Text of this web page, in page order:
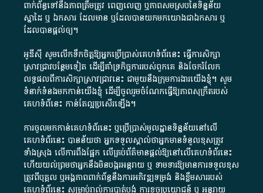
ពាក់ព័ន្ធ​ទៅ​នឹង​ភាព​ត្រឹមត្រូវ​ ពេញលេញ​ ឬ​ភាព​សម​ស្រប​នៃ​ទិន្នន័យ​
ស្នាដៃ​ ឬ​ ឯកសារ​ ដែល​មាន​ ឬ​ដែល​បាន​យក​មក​យោង​ជា​ឯកសារ​ ឬ​
ដែល​បាន​ផ្តល់​ឲ្យ​។
អូឌីស៊ី សូមលើកទឹកចិត្តឱ្យអ្នកប្រើប្រាស់គេហទំព័រនេះ ធ្វើការសិក្សា
ស្រាវជ្រាវបន្ថែមទៀត ដើម្បីគាំទ្រកិច្ចការ​របស់ពួកគេ និងចែករំលែក
លទ្ធផលពីការសិក្សាស្រាវជ្រាវនេះ ជាមួយនឹងក្រុមការងារយើងខ្ញុំ។ សូម
ទំនាក់ទំនងមកកាន់យើងខ្ញុំ ដើម្បីចូលរួមចំណែកធ្វើឱ្យភាពសុក្រឹតរបស់
គេហទំព័នេះ កាន់តែល្អប្រសើរឡើង។
ការចូលមកកាន់គេហទំព័រនេះ ឬប្រើប្រាស់មូលដ្ឋានទិន្នន័យនៅលើ
គេហទំព័រនេះ បានន័យថា អ្នកទទួលស្គាល់ថាអ្នកមានទំនួលខុសត្រូវ
ទាំងស្រុង លើការពឹងផ្អែក លើគ្រប់ព័ត៌មានផ្តល់ឱ្យនៅលើគេហទំព័រនេះ
ហើយយល់ព្រមថាអ្នកនឹងមិនបង្ករអន្តរាយ ឬ ទាមទារ​ឱ្យមានការទទួលខុស​
ត្រូវពីបុគ្គល ឬអង្គភាពពាក់ព័ន្ធនឹងការអភិវឌ្ឍទម្រង់ និងខ្លឹមសាររបស់
គេហទំព័រនេះ សម្រាប់រាល់ការបាត់បង់ ការខូចប្រយោជន៍ ឬ អន្តរាយ